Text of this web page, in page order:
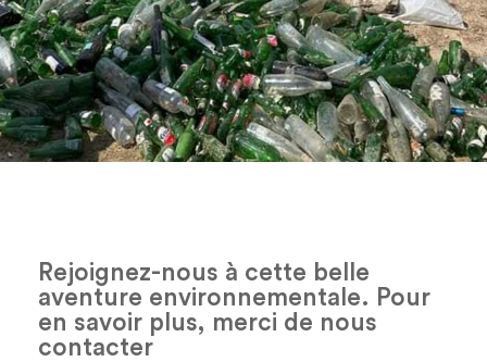
Rejoignez-nous à cette belle
aventure environnementale. Pour
en savoir plus, merci de nous
contacter